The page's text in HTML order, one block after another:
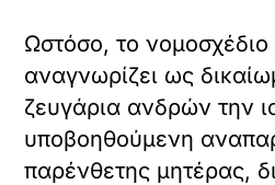
Ωστόσο, το
αναγνωρίζει ως
ζευγάρια ανδρών την
υποβοηθούμενη
παρένθετης μητέρας,